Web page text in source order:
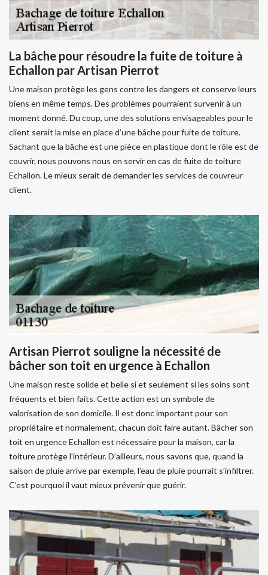
La bâche pour résoudre la fuite de toiture à
Echallon par Artisan Pierrot
Une maison protège les gens contre les dangers et conserve leurs
biens en même temps. Des problèmes pourraient survenir à un
moment donné. Du coup, une des solutions envisageables pour le
client serait la mise en place d’une bâche pour fuite de toiture.
Sachant que la bâche est une pièce en plastique dont le rôle est de
couvrir, nous pouvons nous en servir en cas de fuite de toiture
Echallon. Le mieux serait de demander les services de couvreur
client.
Artisan Pierrot souligne la nécessité de
bâcher son toit en urgence à Echallon
Une maison reste solide et belle si et seulement si les soins sont
fréquents et bien faits. Cette action est un symbole de
valorisation de son domicile. Il est donc important pour son
propriétaire et normalement, chacun doit faire autant. Bâcher son
toit en urgence Echallon est nécessaire pour la maison, car la
toiture protège l’intérieur. D’ailleurs, nous savons que, quand la
saison de pluie arrive par exemple, l’eau de pluie pourrait s’infiltrer.
C’est pourquoi il vaut mieux prévenir que guérir.